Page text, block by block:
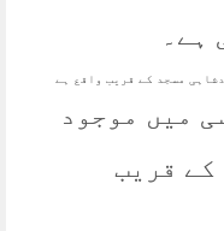
ہے۔
میں موجود
کے قریب